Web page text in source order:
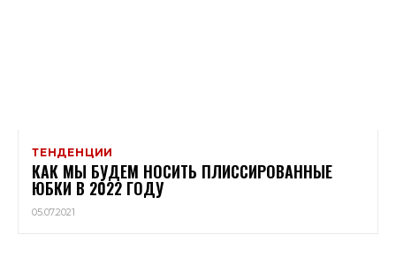
ТЕНДЕНЦИИ
КАК МЫ БУДЕМ НОСИТЬ ПЛИССИРОВАННЫЕ
ЮБКИ В 2022 ГОДУ
05.07.2021